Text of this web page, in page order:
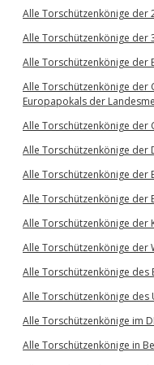
Alle Torschützenkönige der
Alle Torschützenkönige der
Alle Torschützenkönige der
Alle Torschützenkönige der
Europapokals der
Alle Torschützenkönige der
Alle Torschützenkönige der
Alle Torschützenkönige der
Alle Torschützenkönige der
Alle Torschützenkönige der
Alle Torschützenkönige der
Alle Torschützenkönige
Alle Torschützenkönige des
Alle Torschützenkönige im
Alle Torschützenkönige in